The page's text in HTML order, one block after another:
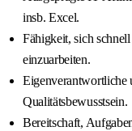
insb. Excel.
Fähigkeit, sich
einzuarbeiten.
Eigenverantwortliche
Qualitätsbewusstsein.
Bereitschaft,